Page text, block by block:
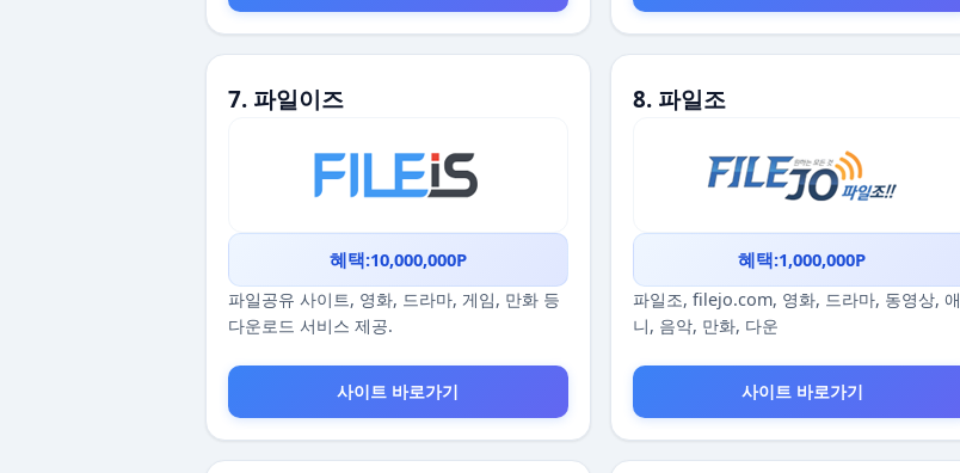
7. 파일이즈
혜택:10,000,000P
파일공유 사이트, 영화, 드라마, 게임, 만화 등
다운로드 서비스 제공.
사이트 바로가기
8. 파일조
혜택:1,000,000P
파일조, filejo.com, 영화, 드라마, 동영상, 애
니, 음악, 만화, 다운
사이트 바로가기